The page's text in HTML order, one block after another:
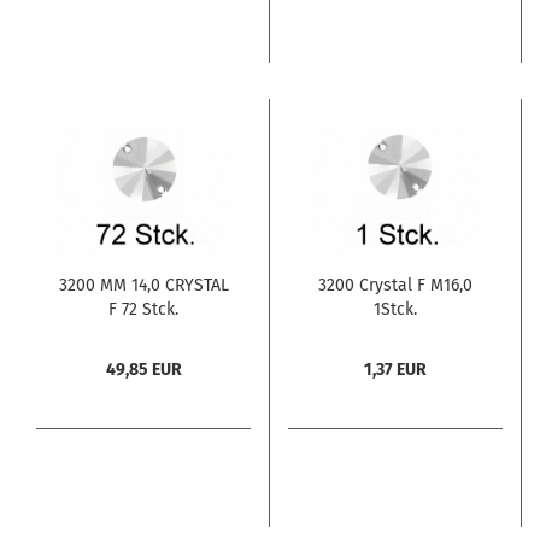
3200 MM 14,0 CRYSTAL
F 72 Stck.
49,85 EUR
3200 Crystal F M16,0
1Stck.
1,37 EUR